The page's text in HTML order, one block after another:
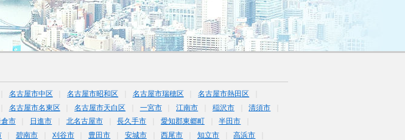
名古屋市中区 名古屋市昭和区 名古屋市瑞穂区
名古屋市熱田区
名古屋市名東区 名古屋市天白区 一宮市 江南市 稲沢市
清須市
倉市 日進市 北名古屋市 長久手市 愛知郡東郷町
半田市
碧南市 刈谷市 豊田市 安城市 西尾市 知立市
高浜市